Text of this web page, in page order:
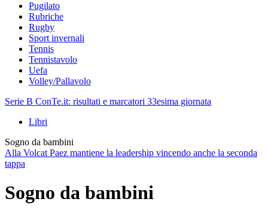
Pugilato
Rubriche
Rugby
Sport invernali
Tennis
Tennistavolo
Uefa
Volley/Pallavolo
Serie B ConTe.it: risultati e marcatori 33esima giornata
Libri
Sogno da bambini
Alla Volcat Paez mantiene la leadership vincendo anche la seconda
tappa
Sogno da bambini